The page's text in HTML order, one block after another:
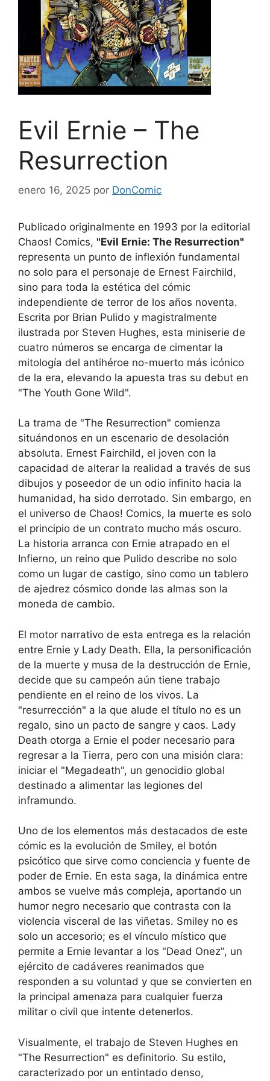
Evil Ernie – The
Resurrection
enero 16, 2025 por DonComic
Publicado originalmente en 1993 por la editorial
Chaos! Comics, "Evil Ernie: The Resurrection"
representa un punto de inflexión fundamental
no solo para el personaje de Ernest Fairchild,
sino para toda la estética del cómic
independiente de terror de los años noventa.
Escrita por Brian Pulido y magistralmente
ilustrada por Steven Hughes, esta miniserie de
cuatro números se encarga de cimentar la
mitología del antihéroe no-muerto más icónico
de la era, elevando la apuesta tras su debut en
"The Youth Gone Wild".
La trama de "The Resurrection" comienza
situándonos en un escenario de desolación
absoluta. Ernest Fairchild, el joven con la
capacidad de alterar la realidad a través de sus
dibujos y poseedor de un odio infinito hacia la
humanidad, ha sido derrotado. Sin embargo, en
el universo de Chaos! Comics, la muerte es solo
el principio de un contrato mucho más oscuro.
La historia arranca con Ernie atrapado en el
Infierno, un reino que Pulido describe no solo
como un lugar de castigo, sino como un tablero
de ajedrez cósmico donde las almas son la
moneda de cambio.
El motor narrativo de esta entrega es la relación
entre Ernie y Lady Death. Ella, la personificación
de la muerte y musa de la destrucción de Ernie,
decide que su campeón aún tiene trabajo
pendiente en el reino de los vivos. La
"resurrección" a la que alude el título no es un
regalo, sino un pacto de sangre y caos. Lady
Death otorga a Ernie el poder necesario para
regresar a la Tierra, pero con una misión clara:
iniciar el "Megadeath", un genocidio global
destinado a alimentar las legiones del
inframundo.
Uno de los elementos más destacados de este
cómic es la evolución de Smiley, el botón
psicótico que sirve como conciencia y fuente de
poder de Ernie. En esta saga, la dinámica entre
ambos se vuelve más compleja, aportando un
humor negro necesario que contrasta con la
violencia visceral de las viñetas. Smiley no es
solo un accesorio; es el vínculo místico que
permite a Ernie levantar a los "Dead Onez", un
ejército de cadáveres reanimados que
responden a su voluntad y que se convierten en
la principal amenaza para cualquier fuerza
militar o civil que intente detenerlos.
Visualmente, el trabajo de Steven Hughes en
"The Resurrection" es definitorio. Su estilo,
caracterizado por un entintado denso,